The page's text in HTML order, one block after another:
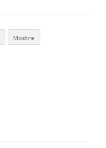
Mostre